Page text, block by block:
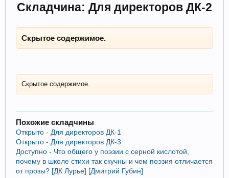
Складчина: Для директоров ДК-2
Скрытое содержимое.
Скрытое содержимое.
Похожие складчины
Открыто - Для директоров ДК-1
Открыто - Для директоров ДК-3
Доступно - Что общего у поэзии с серной кислотой,
почему в школе стихи так скучны и чем поэзия отличается
от прозы? [ДК Лурье] [Дмитрий Губин]